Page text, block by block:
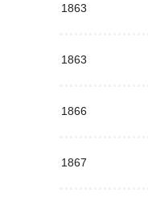
1863
1863
1866
1867